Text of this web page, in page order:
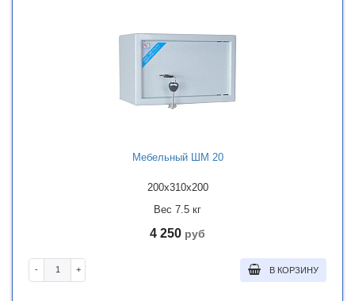
Мебельный ШМ 20
200x310x200
Вес 7.5 кг
4 250 руб
- + В КОРЗИНУ